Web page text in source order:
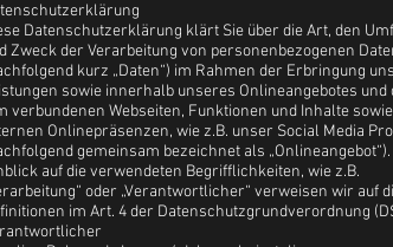
Datenschutzerklärung klärt Sie über die Art, den
Zweck der Verarbeitung von personenbezogenen
kurz „Daten“) im Rahmen der Erbringung
sowie innerhalb unseres Onlineangebotes und
verbundenen Webseiten, Funktionen und Inhalte sowie
Onlinepräsenzen, wie z.B. unser Social Media
gemeinsam bezeichnet als „Onlineangebot“).
auf die verwendeten Begrifflichkeiten, wie z.B.
oder „Verantwortlicher“ verweisen wir auf
im Art. 4 der Datenschutzgrundverordnung